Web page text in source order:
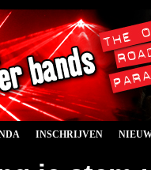
INSCHRIJVEN